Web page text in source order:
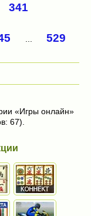
341
529
«Игры онлайн»
67).